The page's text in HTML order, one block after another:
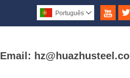
 
Português 
Email: